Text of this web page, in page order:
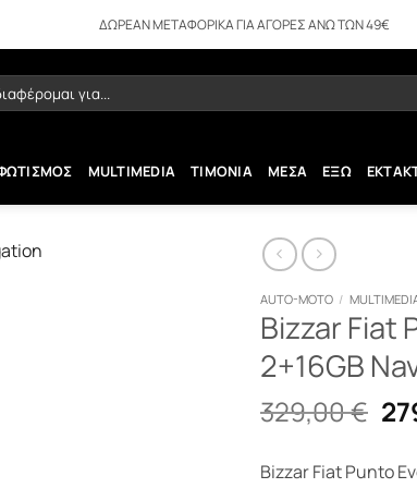
ΔΩΡΕΑΝ ΜΕΤΑΦΟΡΙΚΑ ΓΙΑ ΑΓΟΡΕΣ ΑΝΩ ΤΩΝ 49€
MULTIMEDIA ΤΙΜΟΝΙΑ ΜΕΣΑ ΕΞΩ
AUTO-MOTO /
Bizzar Fiat
2+16GB
329,00€
Bizzar Fiat Punto